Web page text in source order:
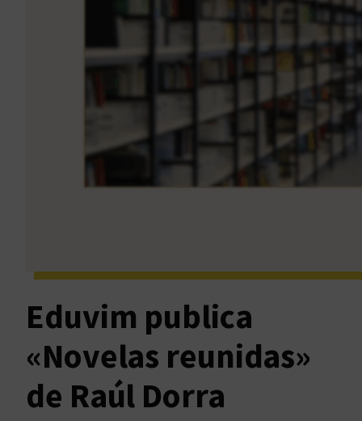
Eduvim publica
«Novelas reunidas»
de Raúl Dorra